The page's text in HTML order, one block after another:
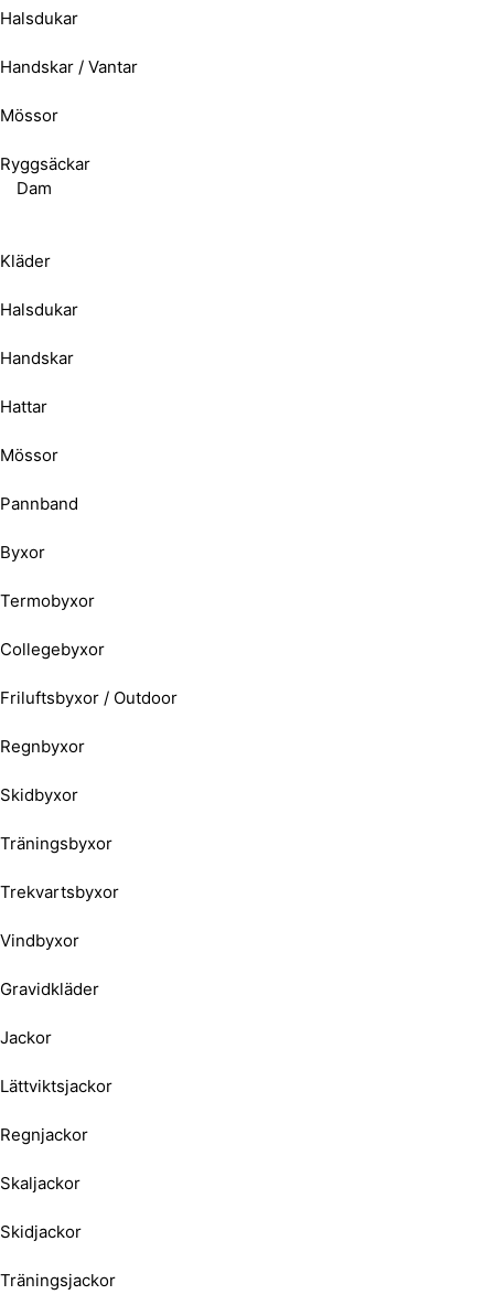
Halsdukar
Handskar / Vantar
Mössor
Ryggsäckar
Dam
Kläder
Halsdukar
Handskar
Hattar
Mössor
Pannband
Byxor
Termobyxor
Collegebyxor
Friluftsbyxor / Outdoor
Regnbyxor
Skidbyxor
Träningsbyxor
Trekvartsbyxor
Vindbyxor
Gravidkläder
Jackor
Lättviktsjackor
Regnjackor
Skaljackor
Skidjackor
Träningsjackor